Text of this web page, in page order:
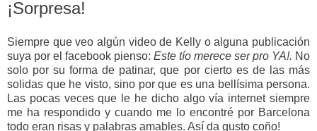
¡Sorpresa!
Siempre que veo algún video de Kelly o alguna publicación
suya por el facebook pienso: Este tío merece ser pro YA!. No
solo por su forma de patinar, que por cierto es de las más
solidas que he visto, sino por que es una bellísima persona.
Las pocas veces que le he dicho algo vía internet siempre
me ha respondido y cuando me lo encontré por Barcelona
todo eran risas y palabras amables. Así da gusto coño!